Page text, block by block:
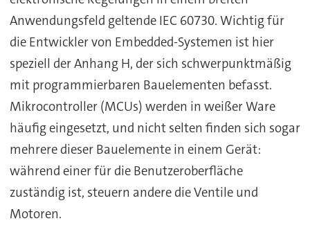
Anwendungsfeld geltende IEC 60730. Wichtig für
die Entwickler von Embedded-Systemen ist hier
speziell der Anhang H, der sich schwerpunktmäßig
mit programmierbaren Bauelementen befasst.
Mikrocontroller (MCUs) werden in weißer Ware
häufig eingesetzt, und nicht selten finden sich sogar
mehrere dieser Bauelemente in einem Gerät:
während einer für die Benutzeroberfläche
zuständig ist, steuern andere die Ventile und
Motoren.